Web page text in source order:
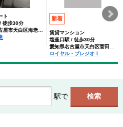
ト
徒歩30分
愛知県名古屋市天白区海老山町
新着
賃貸マンション
塩釜口駅 / 徒歩30分
愛知県名古屋市天白区菅田２丁目
ロイヤル・プレジオⅠ
駅で